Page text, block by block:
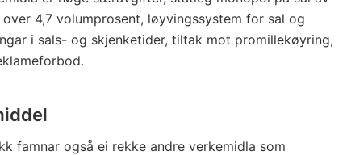
4,7 volumprosent, løyvingssystem for sal og
i sals- og skjenketider, tiltak mot promillekøyring,
famnar også ei rekke andre verkemidla som